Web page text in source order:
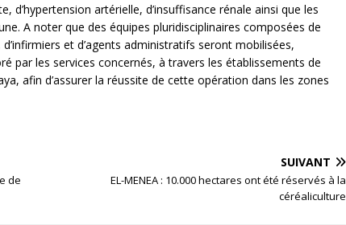
d’hypertension artérielle, d’insuffisance rénale ainsi que les
A noter que des équipes pluridisciplinaires composées de
et d’agents administratifs seront mobilisées,
par les services concernés, à travers les établissements de
afin d’assurer la réussite de cette opération dans les zones
de
SUIVANT
EL-MENEA : 10.000 hectares ont été réservés à la
céréaliculture